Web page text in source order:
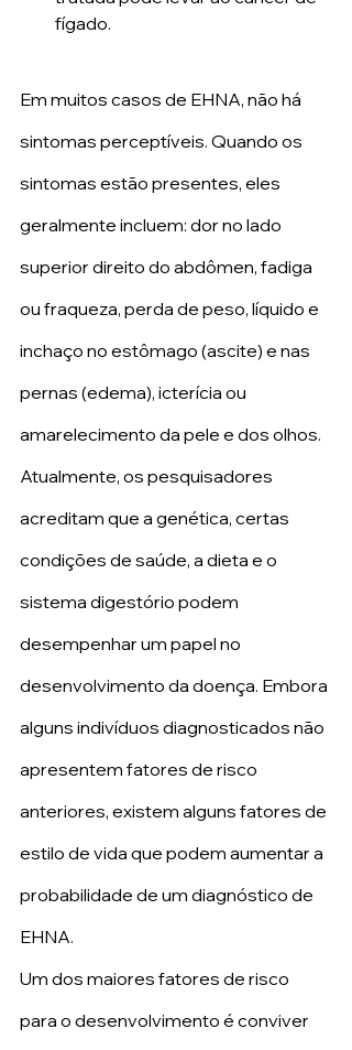
fígado.
Em muitos casos de EHNA, não há
sintomas perceptíveis. Quando os
sintomas estão presentes, eles
geralmente incluem: dor no lado
superior direito do abdômen, fadiga
ou fraqueza, perda de peso, líquido e
inchaço no estômago (ascite) e nas
pernas (edema), icterícia ou
amarelecimento da pele e dos olhos.
Atualmente, os pesquisadores
acreditam que a genética, certas
condições de saúde, a dieta e o
sistema digestório podem
desempenhar um papel no
desenvolvimento da doença. Embora
alguns indivíduos diagnosticados não
apresentem fatores de risco
anteriores, existem alguns fatores de
estilo de vida que podem aumentar a
probabilidade de um diagnóstico de
EHNA.
Um dos maiores fatores de risco
para o desenvolvimento é conviver